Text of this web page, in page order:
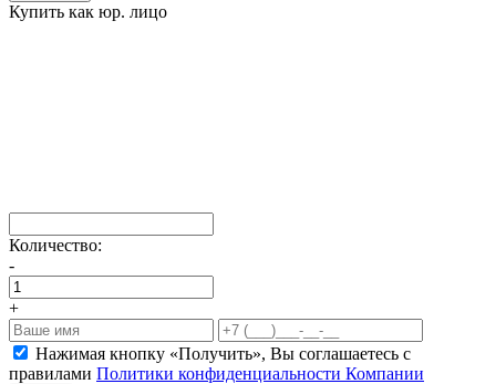
Купить как юр. лицо
Количество:
-
+
Нажимая кнопку «Получить», Вы соглашаетесь c
правилами Политики конфиденциальности Компании